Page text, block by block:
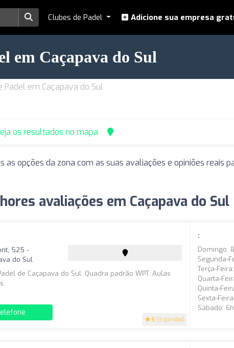
Clubes de Padel Adicione sua empresa
em Caçapava do Sul
Padel em Caçapava do Sul
os resultados no mapa
as opções da zona com as suas avaliações e opiniões reais
avaliações em Caçapava do Sul
5 (3 opiniões)
525 -
do Sul
de Caçapava do Sul. Quadra padrão WPT. Aulas
:
Domingo:
Segunda-
Terça-
Quarta-
Quinta-
Sexta-
Sábado: